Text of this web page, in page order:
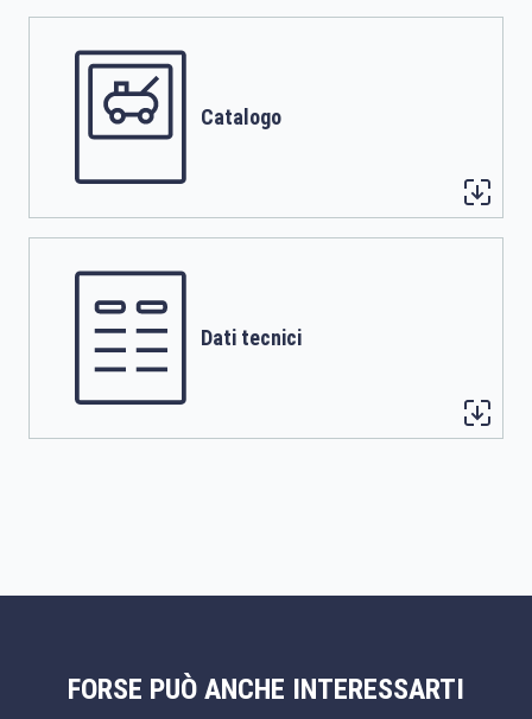
Catalogo
Dati tecnici
FORSE PUÒ ANCHE INTERESSARTI